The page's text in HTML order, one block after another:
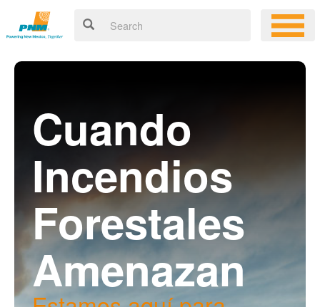
Cuando
Incendios
Forestales
Amenazan